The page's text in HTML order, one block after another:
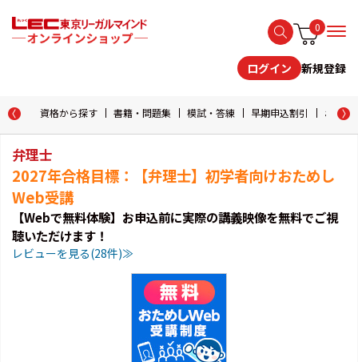
0
ログイン 新規登録
資格から探す 書籍・問題集 模試・答練 早期申込割引 おため
弁理士
2027年合格目標：【弁理士】初学者向けおためし
Web受講
【Webで無料体験】お申込前に実際の講義映像を無料でご視
聴いただけます！
レビューを見る(28件)≫